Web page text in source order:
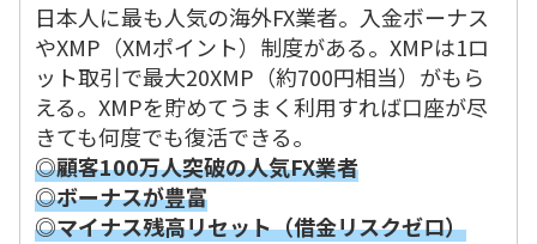
日本人に最も人気の海外FX業者。入金ボーナス
やXMP（XMポイント）制度がある。XMPは1ロ
ット取引で最大20XMP（約700円相当）がもら
える。XMPを貯めてうまく利用すれば口座が尽
きても何度でも復活できる。
◎顧客100万人突破の人気FX業者
◎ボーナスが豊富
◎マイナス残高リセット（借金リスクゼロ）